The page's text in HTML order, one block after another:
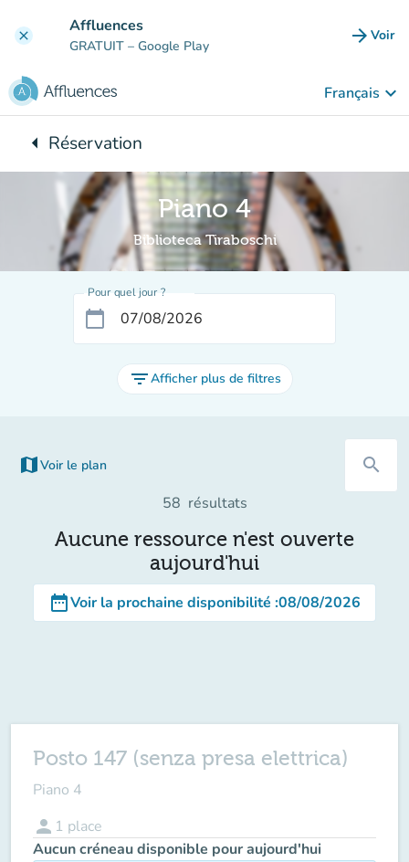
clear Affluences
GRATUIT – Google Play arrow_forward Voir
Français keyboard_arrow_down
arrow_leftRetour à :
Réservation
Piano 4
Biblioteca Tiraboschi
Pour quel jour ?
calendar_today
filter_listAfficher plus de filtres
map Voir le plan search
58 résultats
Aucune ressource n'est ouverte
aujourd'hui
date_rangeVoir la prochaine disponibilité :08/08/2026
Posto 147 (senza presa elettrica)
Piano 4
person 1 place
Aucun créneau disponible pour aujourd'hui